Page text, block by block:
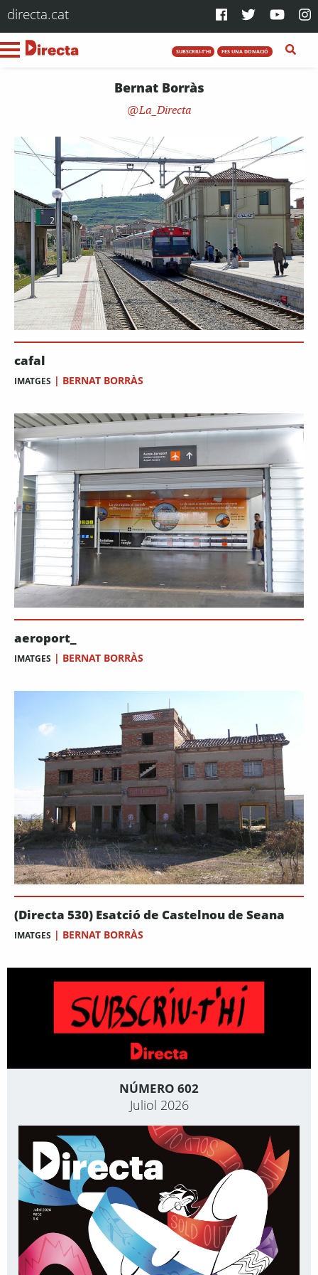
directa.cat
SUBSCRIU-T'HI FES UNA DONACIÓ
Bernat Borràs
La_Directa
cafal
IMATGES | BERNAT BORRÀS
aeroport_
IMATGES | BERNAT BORRÀS
(Directa 530) Esatció de Castelnou de Seana
IMATGES | BERNAT BORRÀS
NÚMERO 602
Juliol 2026